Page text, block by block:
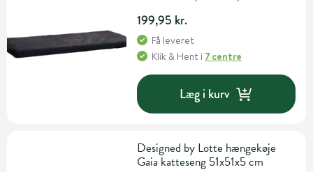
199,95 kr.
Få leveret
Klik & Hent i 7 centre
Læg i kurv
Designed by Lotte hængekøje
Gaia katteseng 51x51x5 cm